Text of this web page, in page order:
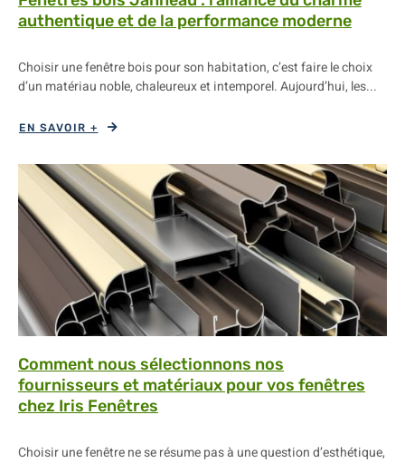
authentique et de la performance moderne
Choisir une fenêtre bois pour son habitation, c’est faire le choix
d’un matériau noble, chaleureux et intemporel. Aujourd’hui, les...
EN SAVOIR +
Comment nous sélectionnons nos
fournisseurs et matériaux pour vos fenêtres
chez Iris Fenêtres
Choisir une fenêtre ne se résume pas à une question d’esthétique,